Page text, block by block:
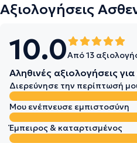
Αξιολογήσεις
10.0Από 13
Αληθινές αξιολογήσεις
Διερεύνησε την περίπτωσή
Μου ενέπνευσε εμπιστοσύνη
Έμπειρος & καταρτισμένος